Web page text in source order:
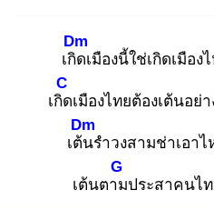
เกิด
Dm
เมืองนี้ใช่เกิดเมือง
เกิด
C
เมืองไทยต้องเต้นอย่
เต้น
Dm
รำวงสามช่าเอาไ
เต้นตาม
G
ประสาคนไ